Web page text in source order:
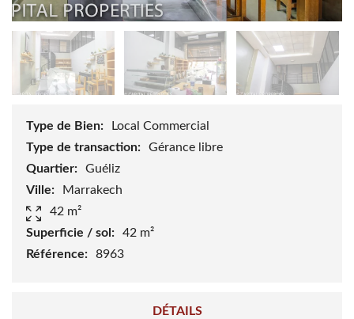
Type de Bien:
Local Commercial
Type de transaction:
Gérance libre
Quartier:
Guéliz
Ville:
Marrakech
42 m²
Superficie / sol:
42 m²
Référence:
8963
DÉTAILS